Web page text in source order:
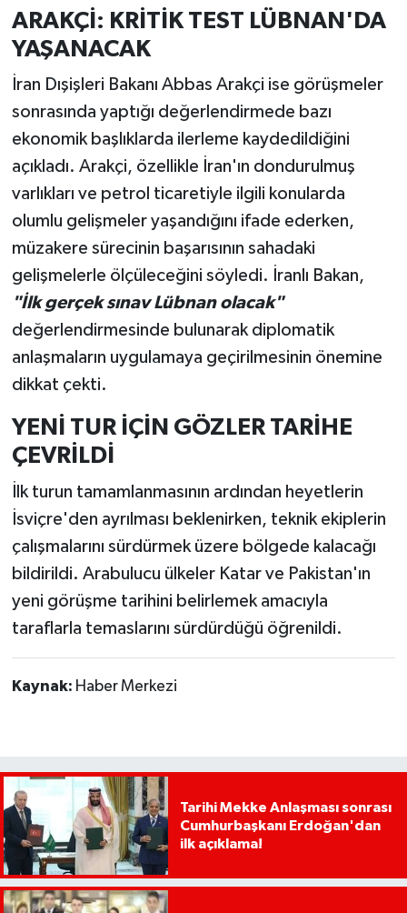
ARAKÇİ: KRİTİK TEST LÜBNAN'DA
YAŞANACAK
İran Dışişleri Bakanı Abbas Arakçi ise görüşmeler
sonrasında yaptığı değerlendirmede bazı
ekonomik başlıklarda ilerleme kaydedildiğini
açıkladı. Arakçi, özellikle İran'ın dondurulmuş
varlıkları ve petrol ticaretiyle ilgili konularda
olumlu gelişmeler yaşandığını ifade ederken,
müzakere sürecinin başarısının sahadaki
gelişmelerle ölçüleceğini söyledi. İranlı Bakan,
"İlk gerçek sınav Lübnan olacak"
değerlendirmesinde bulunarak diplomatik
anlaşmaların uygulamaya geçirilmesinin önemine
dikkat çekti.
YENİ TUR İÇİN GÖZLER TARİHE
ÇEVRİLDİ
İlk turun tamamlanmasının ardından heyetlerin
İsviçre'den ayrılması beklenirken, teknik ekiplerin
çalışmalarını sürdürmek üzere bölgede kalacağı
bildirildi. Arabulucu ülkeler Katar ve Pakistan'ın
yeni görüşme tarihini belirlemek amacıyla
taraflarla temaslarını sürdürdüğü öğrenildi.
Kaynak: Haber Merkezi
Tarihi Mekke Anlaşması sonrası
Cumhurbaşkanı Erdoğan'dan
ilk açıklama!